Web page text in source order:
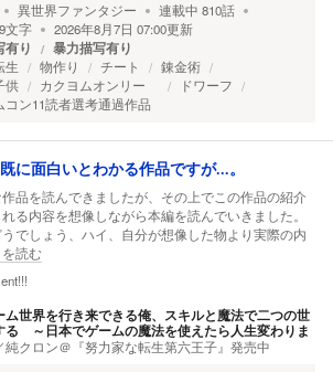
異世界ファンタジー 連載中 810話
文字 2026年8月7日 07:00更新
有り 暴力描写有り
生 物作り チート
錬金術
供
カクヨムオンリー
ドワーフ
コン11読者選考通過作品
に面白いとわかる作品ですが...。
品を読んできましたが、その上でこの作品の紹介
る内容を想像しながら本編を読んでいきました。
でしょう、ハイ、自分が想像した物より実際の内
読む
ム世界を行き来できる俺、スキルと魔法で二つの世
る ～日本でゲームの魔法を使えたら人生変わりま
純クロン＠『努力家な転生第六王子』発売中